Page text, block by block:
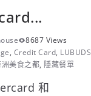
8687 Views
, Credit Card, LUBUDS
美食之都, 隱藏餐單
和